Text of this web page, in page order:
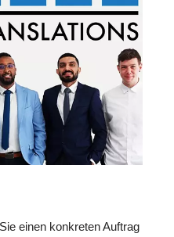
einen konkreten Auftrag